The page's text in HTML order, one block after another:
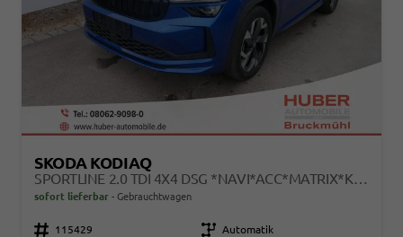
SKODA KODIAQ
SPORTLINE 2.0 TDI 4X4 DSG *NAVI*ACC*MATRIX*KAMERA*AHK*EL.-HECKKLAPPE
sofort lieferbar Gebrauchtwagen
Fahrzeugnr. 115429 Getriebe Automatik